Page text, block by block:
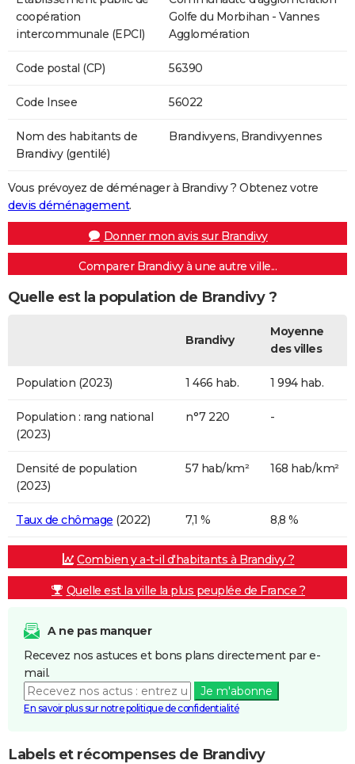
coopération
intercommunale (EPCI)
Golfe du Morbihan - Vannes
Agglomération
Code postal (CP) 56390
Code Insee 56022
Nom des habitants de
Brandivy (gentilé)
Brandivyens, Brandivyennes
Vous prévoyez de déménager à Brandivy ? Obtenez votre
devis déménagement.
Donner mon avis sur Brandivy
Comparer Brandivy à une autre ville...
Quelle est la population de Brandivy ?
Brandivy
Moyenne
des villes
Population (2023) 1 466 hab. 1 994 hab.
Population : rang national
(2023)
n°7 220 -
Densité de population
(2023)
57 hab/km² 168 hab/km²
Taux de chômage (2022) 7,1 % 8,8 %
Combien y a-t-il d'habitants à Brandivy ?
Quelle est la ville la plus peuplée de France ?
A ne pas manquer
Recevez nos astuces et bons plans directement par e-
mail.
Je m'abonne
En savoir plus sur notre politique de confidentialité
Labels et récompenses de Brandivy